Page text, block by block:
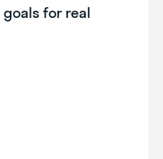
for real